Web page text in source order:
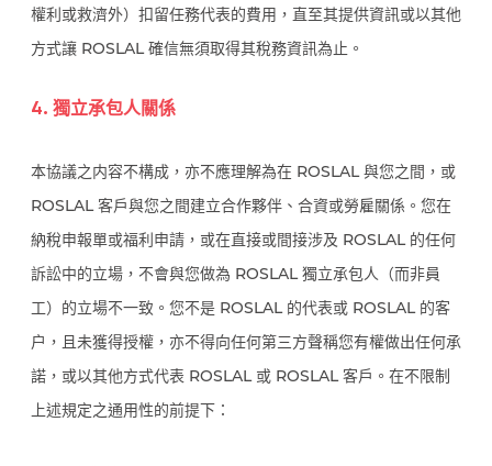
權利或救濟外）扣留任務代表的費用，直至其提供資訊或以其他
方式讓 ROSLAL 確信無須取得其稅務資訊為止。
4. 獨立承包人關係
本協議之内容不構成，亦不應理解為在 ROSLAL 與您之間，或
ROSLAL 客戶與您之間建立合作夥伴、合資或勞雇關係。您在
納稅申報單或福利申請，或在直接或間接涉及 ROSLAL 的任何
訴訟中的立場，不會與您做為 ROSLAL 獨立承包人（而非員
工）的立場不一致。您不是 ROSLAL 的代表或 ROSLAL 的客
户，且未獲得授權，亦不得向任何第三方聲稱您有權做出任何承
諾，或以其他方式代表 ROSLAL 或 ROSLAL 客戶。在不限制
上述規定之通用性的前提下：